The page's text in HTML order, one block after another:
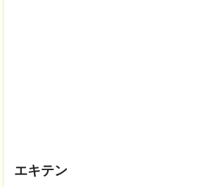
エキテン